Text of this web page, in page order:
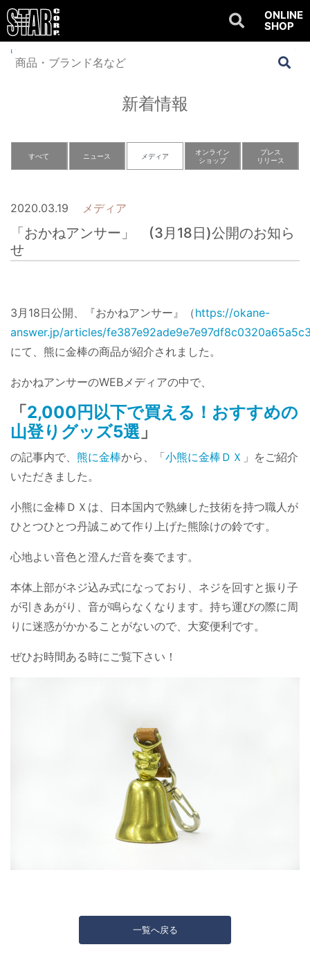
ONLINE
SHOP
Home
新着情報
すべて ニュース メディア
オンライン
ショップ
プレス
リリース
2020.03.19 メディア
「おかねアンサー」 (3月18日)公開のお知ら
せ
3月18日公開、『おかねアンサー』（https://okane-
answer.jp/articles/
にて、熊に金棒の商品が紹介されました。
おかねアンサーのWEBメディアの中で、
「2,000円以下で買える！おすすめの
山登りグッズ5選」
の記事内で、 熊に金棒から、「小熊に金棒ＤＸ 」をご紹介
いただきました。
小熊に金棒ＤＸは、日本国内で熟練した技術を持つ職人が
ひとつひとつ丹誠こめて作り上げた熊除けの鈴です。
心地よい音色と澄んだ音を奏でます。
本体上部がネジ込み式になっており、ネジを回すと振り子
が引きあがり、音が鳴らなくなります。持ち運びの際に周
りに迷惑がかかることがないので、大変便利です。
ぜひお時間ある時にご覧下さい！
一覧へ戻る